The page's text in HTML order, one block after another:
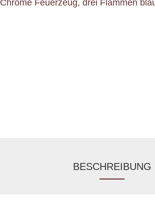
BESCHREIBUNG